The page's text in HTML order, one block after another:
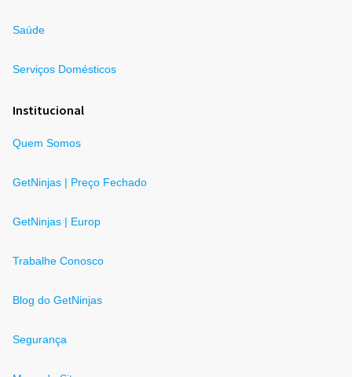
Saúde
Serviços Domésticos
Institucional
Quem Somos
GetNinjas | Preço Fechado
GetNinjas | Europ
Trabalhe Conosco
Blog do GetNinjas
Segurança